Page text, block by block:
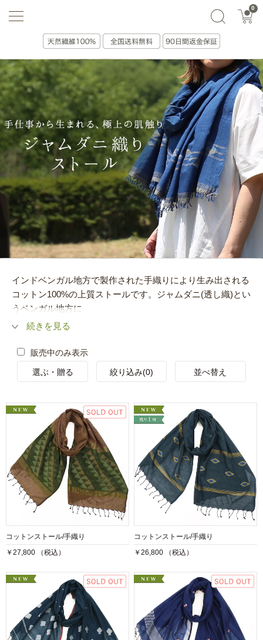
0
選ぶ・贈る 並べ替え
インドベンガル地方で製作された手織りにより生み出される
コットン100%の上質ストールです。ジャムダニ(透し織)とい
うベンガル地方に
続きを見る
販売中のみ表示
選ぶ・贈る 絞り込み(0) 並べ替え
コットンストール/手織り
￥27,800 （税込）
コットンストール/手織り
￥26,800 （税込）